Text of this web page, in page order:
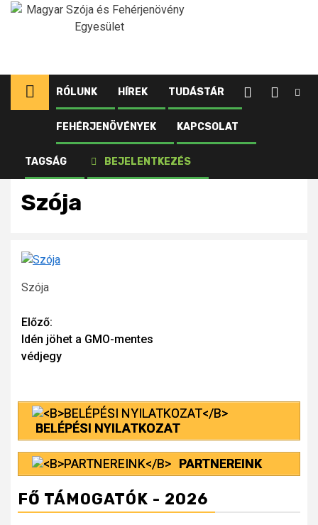
Ugrás
RÓLUNK HÍREK TUDÁSTÁR
FEHÉRJENÖVÉNYEK KAPCSOLAT
TAGSÁG BEJELENTKEZÉS
Kezdőlap
Újdonságok
Szója
Szója
Continue
Reading
Előző:
Idén jöhet a GMO-mentes
védjegy
BELÉPÉSI NYILATKOZAT
PARTNEREINK
FŐ TÁMOGATÓK - 2026